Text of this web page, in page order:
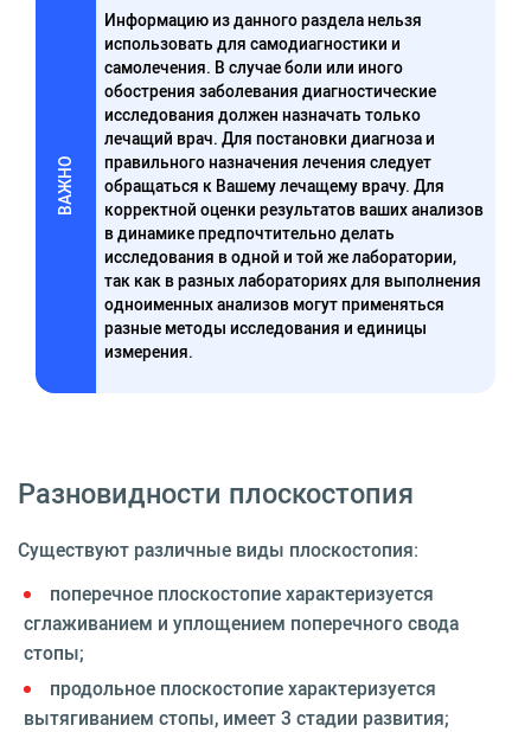
ВАЖНО
Информацию из данного раздела нельзя
использовать для самодиагностики и
самолечения. В случае боли или иного
обострения заболевания диагностические
исследования должен назначать только
лечащий врач. Для постановки диагноза и
правильного назначения лечения следует
обращаться к Вашему лечащему врачу. Для
корректной оценки результатов ваших анализов
в динамике предпочтительно делать
исследования в одной и той же лаборатории,
так как в разных лабораториях для выполнения
одноименных анализов могут применяться
разные методы исследования и единицы
измерения.
Разновидности плоскостопия
Существуют различные виды плоскостопия:
поперечное плоскостопие характеризуется
сглаживанием и уплощением поперечного свода
стопы;
продольное плоскостопие характеризуется
вытягиванием стопы, имеет 3 стадии развития;